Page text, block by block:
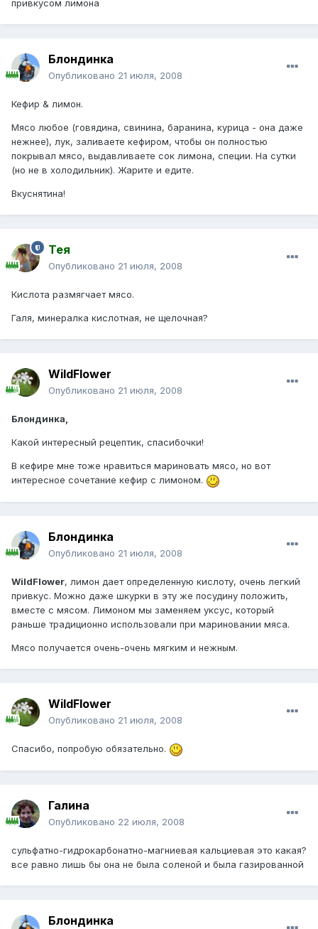
привкусом лимона
Блондинка
Опубликовано 21 июля, 2008
Кефир & лимон.
Мясо любое (говядина, свинина, баранина, курица - она даже
нежнее), лук, заливаете кефиром, чтобы он полностью
покрывал мясо, выдавливаете сок лимона, специи. На сутки
(но не в холодильник). Жарите и едите.
Вкуснятина!
Тея
Опубликовано 21 июля, 2008
Кислота размягчает мясо.
Галя, минералка кислотная, не щелочная?
WildFlower
Опубликовано 21 июля, 2008
Блондинка,
Какой интересный рецептик, спасибочки!
В кефире мне тоже нравиться мариновать мясо, но вот
интересное сочетание кефир с лимоном.
Блондинка
Опубликовано 21 июля, 2008
WildFlower, лимон дает определенную кислоту, очень легкий
привкус. Можно даже шкурки в эту же посудину положить,
вместе с мясом. Лимоном мы заменяем уксус, который
раньше традиционно использовали при мариновании мяса.
Мясо получается очень-очень мягким и нежным.
WildFlower
Опубликовано 21 июля, 2008
Спасибо, попробую обязательно.
Галина
Опубликовано 22 июля, 2008
сульфатно-гидрокарбонатно-магниевая кальциевая это какая?
все равно лишь бы она не была соленой и была газированной
Блондинка